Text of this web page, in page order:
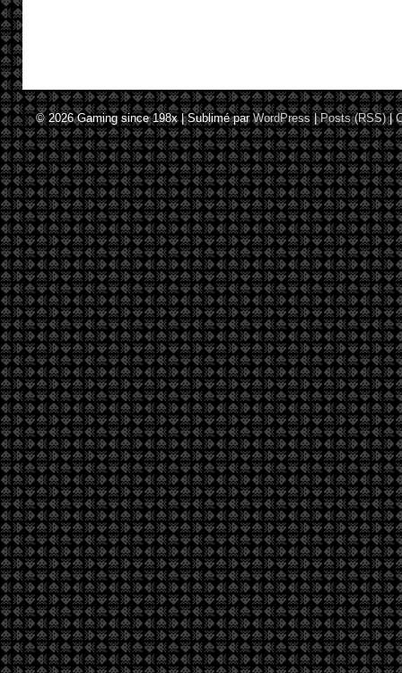
© 2026Gaming since 198x|Sublimé parWordPress |Posts (RSS)|